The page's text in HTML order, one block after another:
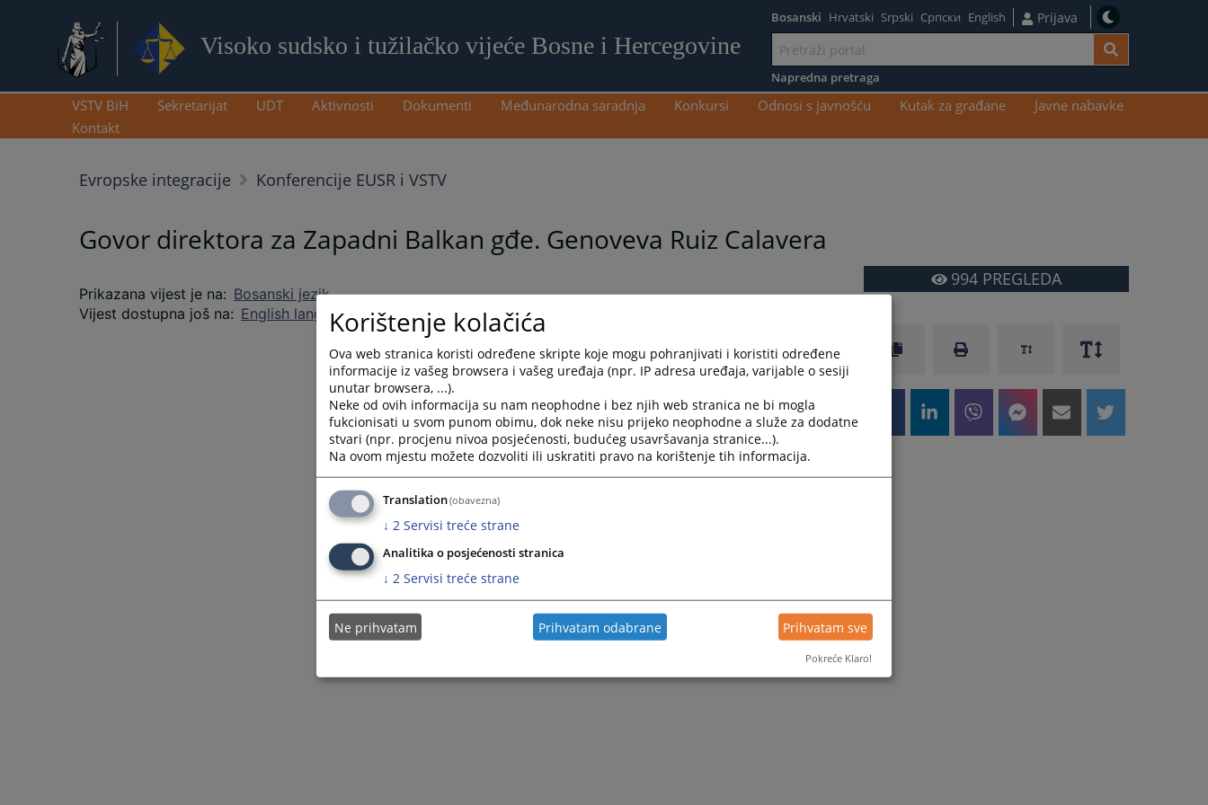
Visoko sudsko i tužilačko vijeće Bosne i Hercegovine
sadržaj
Bosanski Hrvatski Srpski Српски English Prijava
Napredna pretraga
VSTV BiH Sekretarijat UDT Aktivnosti Dokumenti Međunarodna saradnja Konkursi Odnosi s javnošću Kutak za građane
Javne nabavke
Kontakt
Evropske integracije Konferencije EUSR i VSTV
Govor direktora za Zapadni Balkan gđe. Genoveva Ruiz Calavera
Prikazana vijest je na: Bosanski jezik
Vijest dostupna još na: English language
994PREGLEDA
Korištenje kolačića
Ova web stranica koristi određene skripte koje mogu pohranjivati i koristiti određene
informacije iz vašeg browsera i vašeg uređaja (npr. IP adresa uređaja, varijable o sesiji
unutar browsera, ...).
Neke od ovih informacija su nam neophodne i bez njih web stranica ne bi mogla
fukcionisati u svom punom obimu, dok neke nisu prijeko neophodne a služe za dodatne
stvari (npr. procjenu nivoa posjećenosti, budućeg usavršavanja stranice...).
Na ovom mjestu možete dozvoliti ili uskratiti pravo na korištenje tih informacija.
Translation(obavezna)
↓ 2 Servisi treće strane
Analitika o posjećenosti stranica
↓ 2 Servisi treće strane
Ne prihvatam Prihvatam odabrane Prihvatam sve
Pokreće Klaro!